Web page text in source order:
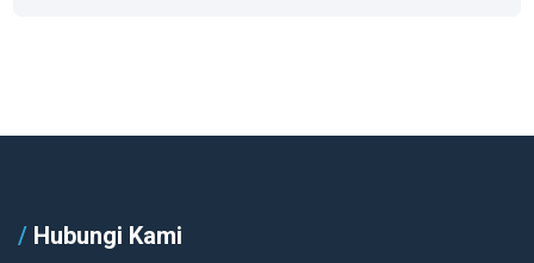
/ Hubungi Kami